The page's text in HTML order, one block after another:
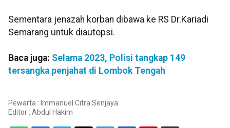
Sementara jenazah korban dibawa ke RS Dr.Kariadi
Semarang untuk diautopsi.
Baca juga: Selama 2023, Polisi tangkap 149
tersangka penjahat di Lombok Tengah
Pewarta : Immanuel Citra Senjaya
Editor : Abdul Hakim